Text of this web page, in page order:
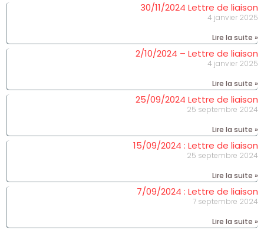
30/11/2024 Lettre de liaison
4 janvier 2025
Lire la suite »
2/10/2024 – Lettre de liaison
4 janvier 2025
Lire la suite »
25/09/2024 Lettre de liaison
25 septembre 2024
Lire la suite »
15/09/2024 : Lettre de liaison
25 septembre 2024
Lire la suite »
7/09/2024 : Lettre de liaison
7 septembre 2024
Lire la suite »